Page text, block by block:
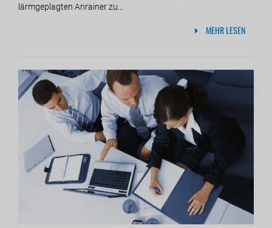
lärmgeplagten Anrainer zu...
MEHR LESEN